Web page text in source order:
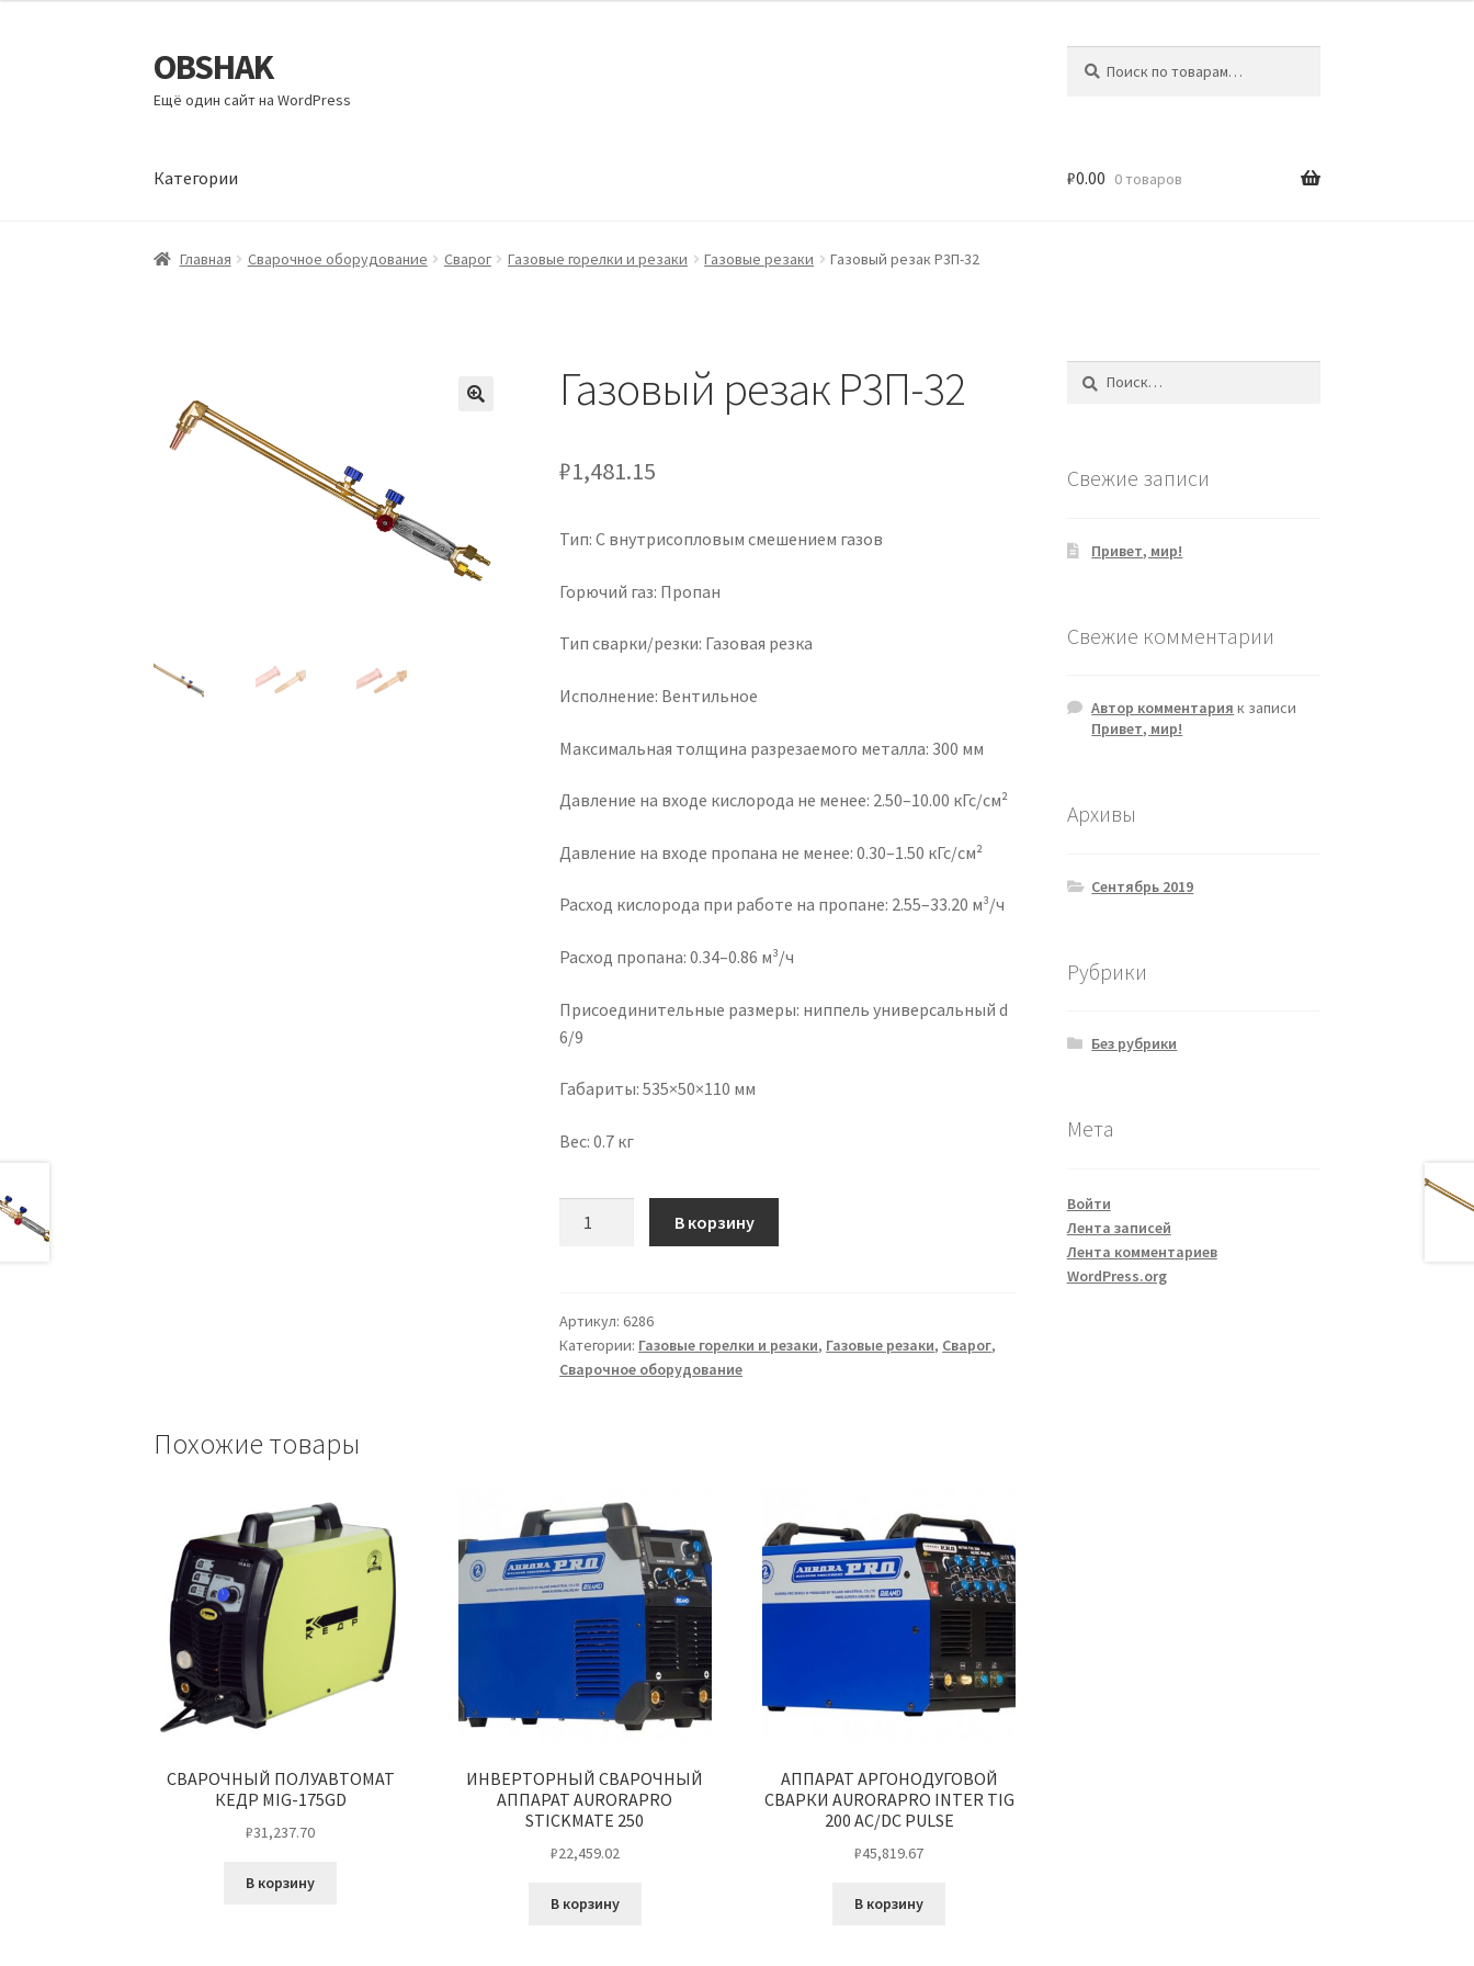
Перейти
к
навигации
Перейти
к
содержимому
OBSHAK
Ещё один сайт на WordPress
Категории
Главная Категории Корзина Мой аккаунт Пример страницы
₽0.00 0 товаров
Главная Сварочное оборудование Сварог Газовые горелки и резаки Газовые резаки Газовый резак Р3П-32
Газовый резак Р3П-32
₽1,481.15
Тип: С внутрисопловым смешением газов
Горючий газ: Пропан
Тип сварки/резки: Газовая резка
Исполнение: Вентильное
Максимальная толщина разрезаемого металла: 300 мм
Давление на входе кислорода не менее: 2.50–10.00 кГс/см²
Давление на входе пропана не менее: 0.30–1.50 кГс/см²
Расход кислорода при работе на пропане: 2.55–33.20 м³/ч
Расход пропана: 0.34–0.86 м³/ч
Присоединительные размеры: ниппель универсальный d
6/9
Габариты: 535×50×110 мм
Вес: 0.7 кг
Р3П-32
В корзину
Артикул: 6286
Категории: Газовые горелки и резаки, Газовые резаки, Сварог,
Сварочное оборудование
Похожие товары
СВАРОЧНЫЙ ПОЛУАВТОМАТ
КЕДР MIG-175GD
₽31,237.70
В корзину
ИНВЕРТОРНЫЙ СВАРОЧНЫЙ
АППАРАТ AURORAPRO
STICKMATE 250
₽22,459.02
В корзину
АППАРАТ АРГОНОДУГОВОЙ
СВАРКИ AURORAPRO INTER TIG
200 AC/DC PULSE
₽45,819.67
В корзину
Найти:
Свежие записи
Привет, мир!
Свежие комментарии
Автор комментария к записи
Привет, мир!
Архивы
Сентябрь 2019
Рубрики
Без рубрики
Мета
Войти
Лента записей
Лента комментариев
WordPress.org